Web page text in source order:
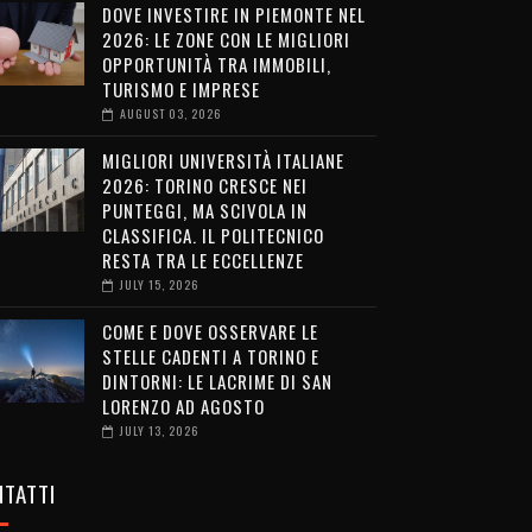
DOVE INVESTIRE IN PIEMONTE NEL
2026: LE ZONE CON LE MIGLIORI
OPPORTUNITÀ TRA IMMOBILI,
TURISMO E IMPRESE
AUGUST 03, 2026
MIGLIORI UNIVERSITÀ ITALIANE
2026: TORINO CRESCE NEI
PUNTEGGI, MA SCIVOLA IN
CLASSIFICA. IL POLITECNICO
RESTA TRA LE ECCELLENZE
JULY 15, 2026
COME E DOVE OSSERVARE LE
STELLE CADENTI A TORINO E
DINTORNI: LE LACRIME DI SAN
LORENZO AD AGOSTO
JULY 13, 2026